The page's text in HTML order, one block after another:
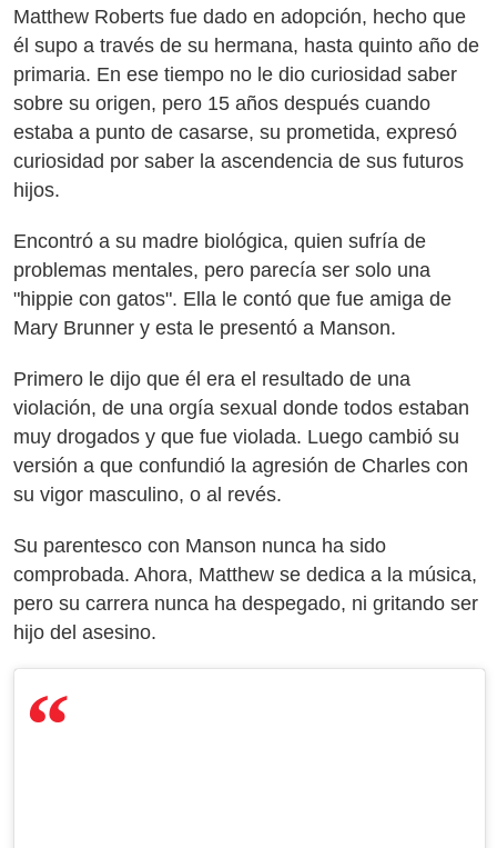
Matthew Roberts fue dado en adopción, hecho que
él supo a través de su hermana, hasta quinto año de
primaria. En ese tiempo no le dio curiosidad saber
sobre su origen, pero 15 años después cuando
estaba a punto de casarse, su prometida, expresó
curiosidad por saber la ascendencia de sus futuros
hijos.
Encontró a su madre biológica, quien sufría de
problemas mentales, pero parecía ser solo una
"hippie con gatos". Ella le contó que fue amiga de
Mary Brunner y esta le presentó a Manson.
Primero le dijo que él era el resultado de una
violación, de una orgía sexual donde todos estaban
muy drogados y que fue violada. Luego cambió su
versión a que confundió la agresión de Charles con
su vigor masculino, o al revés.
Su parentesco con Manson nunca ha sido
comprobada. Ahora, Matthew se dedica a la música,
pero su carrera nunca ha despegado, ni gritando ser
hijo del asesino.